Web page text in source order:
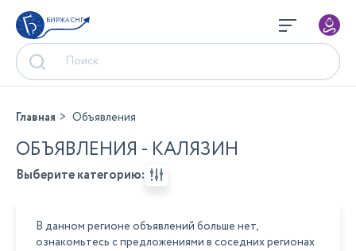
БИРЖА СНГ
Главная Объявления
ОБЪЯВЛЕНИЯ - КАЛЯЗИН
Выберите категорию:
В данном регионе объявлений больше нет,
ознакомьтесь с предложениями в соседних регионах